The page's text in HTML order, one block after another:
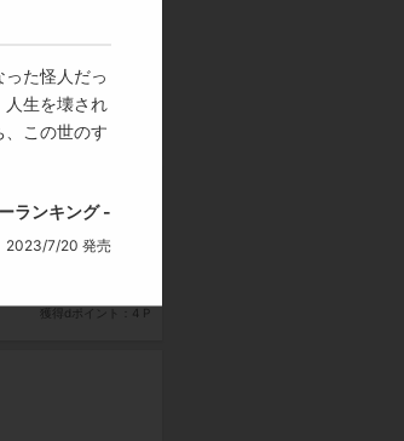
473 円
獲得dポイント：4 P
獲得dポイント：4 P
た怪人だっ
生を壊され
この世のす
ランキング -
2023/7/20 発売